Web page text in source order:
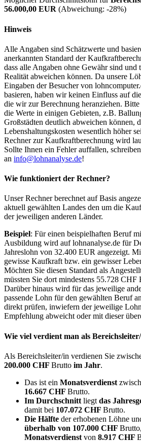
56.000,00 EUR (Abweichung: -28%)
Hinweis
Alle Angaben sind Schätzwerte und
anerkannten Standard der
dass alle Angaben ohne Gewähr sind
Realität abweichen können. Da unsere
Eingaben der Besucher von
basieren, haben wir keinen Einfluss auf
die wir zur Berechnung heranziehen. Bitte
die Werte in einigen Gebieten, z.B.
Großstädten deutlich abweichen können,
Lebenshaltungskosten wesentlich höher
Rechner zur Kaufkraftberechnung wird
Sollte Ihnen ein Fehler auffallen,
an info@lohnanalyse.de!
Wie funktioniert der Rechner?
Unser Rechner berechnet auf Basis
aktuell gewählten Landes den um die
der jeweiligen anderen Länder.
Beispiel: Für einen beispielhaften Beruf
Ausbildung wird auf lohnanalyse.de für
Jahreslohn von 32.400 EUR angezeigt.
gewisse Kaufkraft bzw. ein gewisser
Möchten Sie diesen Standard als
müssten Sie dort mindestens 55.728 CHF
Darüber hinaus wird für das jeweilige
passende Lohn für den gewählten Beruf
direkt prüfen, inwiefern der jeweilige
Empfehlung abweicht oder mit dieser
Wie viel verdient man als
Als Bereichsleiter/in verdienen Sie
200.000 CHF Brutto im Jahr.
Das ist ein Monatsverdienst
16.667 CHF Brutto.
Im Durchschnitt liegt das
damit bei 107.072 CHF Brutto.
Die Hälfte der erhobenen Löhne
überhalb von 107.000 CHF
Monatsverdienst von 8.917 CHF